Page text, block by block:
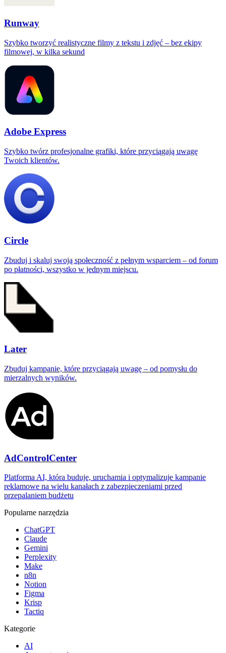
Runway
Szybko tworzyć realistyczne filmy z tekstu i zdjęć – bez ekipy
filmowej, w kilka sekund
Adobe Express
Szybko twórz profesjonalne grafiki, które przyciągają uwagę
Twoich klientów.
Circle
Zbuduj i skaluj swoją społeczność z pełnym wsparciem – od forum
po płatności, wszystko w jednym miejscu.
Later
Zbuduj kampanie, które przyciągają uwagę – od pomysłu do
mierzalnych wyników.
AdControlCenter
Platforma AI, która buduje, uruchamia i optymalizuje kampanie
reklamowe na wielu kanałach z zabezpieczeniami przed
przepalaniem budżetu
Popularne narzędzia
ChatGPT
Claude
Gemini
Perplexity
Make
n8n
Notion
Figma
Krisp
Tactiq
Kategorie
AI